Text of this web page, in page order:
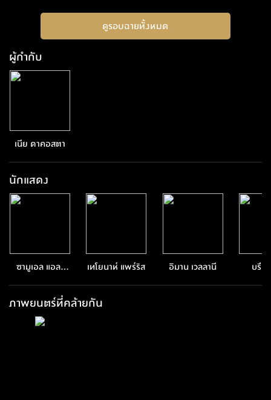
ดูรอบฉายทั้งหมด
ผู้กำกับ
เนีย ดาคอสตา
นักแสดง
ซามูเอล แอล.
แจ็คสัน
เทโยนาห์ แพร์ริส อิมาน เวลลานี บรี ล
ภาพยนตร์ที่คล้ายกัน